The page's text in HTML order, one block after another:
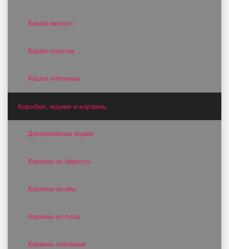
Кашпо металл
Кашпо пластик
Кашпо плетеные
Коробки, ящики и корзины
Декоративные ящики
Корзины из бересты
Корзины из ивы
Корзины из лозы
Корзины плетеные